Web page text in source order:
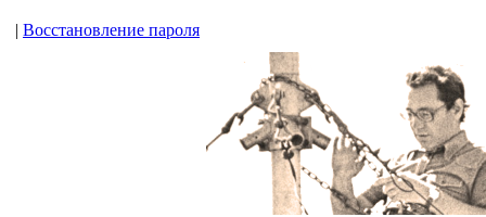
| Восстановление пароля